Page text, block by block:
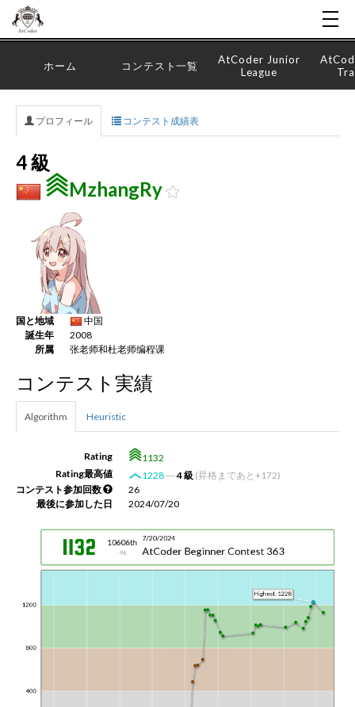
新規登録
ホーム コンテスト一覧
AtCoder Junior
League
プロフィール コンテスト成績表
4 級
MzhangRy
国と地域
中国
誕生年
2008
所属
张老师和杜老师编程课
コンテスト実績
Algorithm Heuristic
Rating
1132
Rating最高値
1228―4 級 (昇格まであと+172)
コンテスト参加回数
26
最後に参加した日
2024/07/20